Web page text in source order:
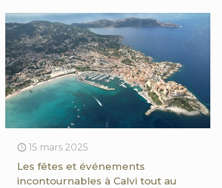
15 mars 2025
Les fêtes et événements
incontournables à Calvi tout au